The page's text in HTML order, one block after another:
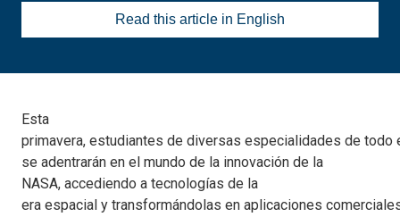
Read this article in English
Esta
primavera, estudiantes de diversas especialidades de todo
se adentrarán en el mundo de la innovación de la
NASA, accediendo a tecnologías de la
era espacial y transformándolas en aplicaciones